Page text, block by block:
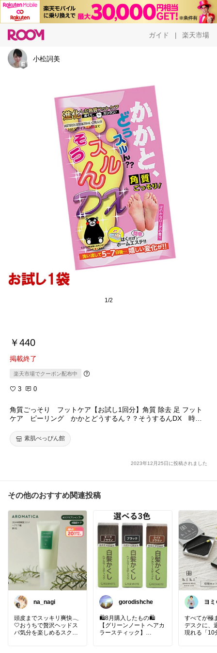
ガイド 楽天市場
小松詞美
1/2
￥440
掲載終了
楽天市場でクーポン配布中
3 0
角質ごっそり フットケア【お試し1回分】角質 除去 足 フット
ケア ピーリング かかとどうするん？？そうするんDX 時間
アル 【S】
素肌べっぴん館
2023年12月25日に投稿されました
その他のおすすめ関連投稿
na_nagi
頭皮までスッキリ爽快𓂃
🤍おうちで贅沢ヘッドス
パ気分を楽しめるスクラ
gorodishche
🛍️8月購入したもの🛍️
【グリーンノート ヘアカ
ラースティック】
ヨ
ク
すべてが極
デスクに、
現れる「10